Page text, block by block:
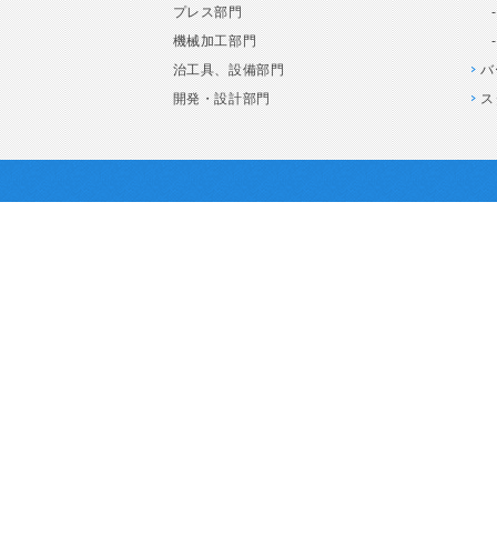
プレス部門
機械加工部門
治工具、設備部門
開発・設計部門
バ
ス